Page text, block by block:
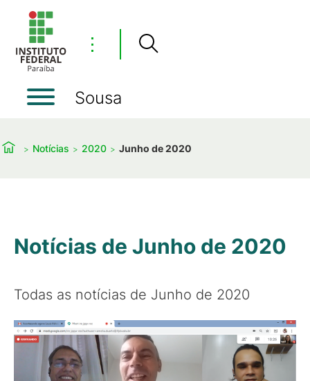
⋮
Sousa
Notícias 2020 Junho de 2020
Notícias de Junho de 2020
Todas as notícias de Junho de 2020